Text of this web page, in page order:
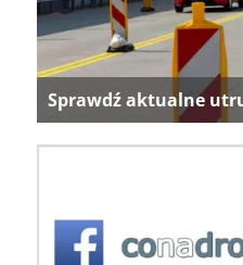
Sprawdź aktualne